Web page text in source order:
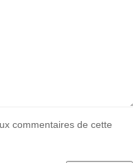
commentaires de cette